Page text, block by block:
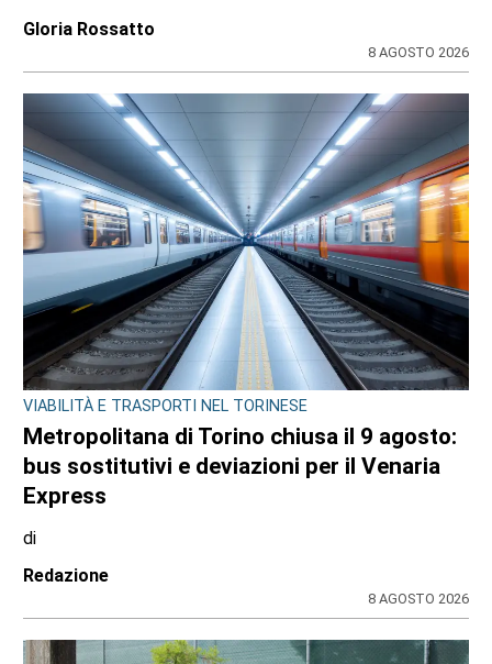
Gloria Rossatto
8 AGOSTO 2026
VIABILITÀ E TRASPORTI NEL TORINESE
Metropolitana di Torino chiusa il 9 agosto:
bus sostitutivi e deviazioni per il Venaria
Express
di
Redazione
8 AGOSTO 2026